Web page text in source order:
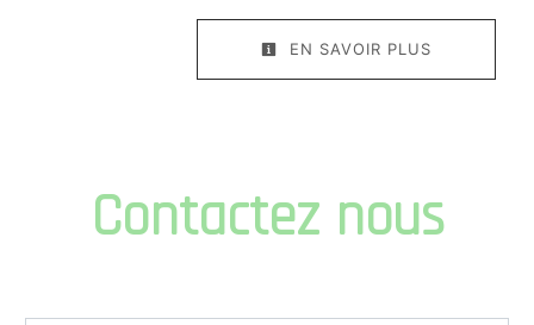
EN SAVOIR PLUS
Contactez nous